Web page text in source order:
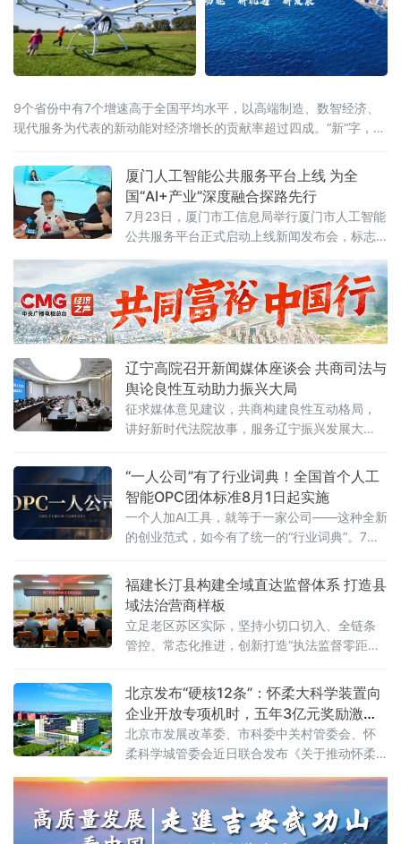
9个省份中有7个增速高于全国平均水平，以高端制造、数智经济、
现代服务为代表的新动能对经济增长的贡献率超过四成。“新”字，成
全国从经济总量看，多厦门人工智能公共服务平台上线 为全
国“AI+产业”深度融合探路先行
7月23日，厦门市工信息局举行厦门市人工智能
公共服务平台正式启动上线新闻发布会，标志
模式，为千行百业安装上“AI引擎”，助力全市数
字经济迈向高质量发展新阶段。打造一体化人
工智能公共服务载体此次上线的平台以“慧企
云”为基础，集技术赋能、资源整合、产业驱动
景供需匹配、AI投融资、具身智
辽宁高院召开新闻媒体座谈会 共商司法与
舆论良性互动助力振兴大局
征求媒体意见建议，共商构建良性互动格局，
讲好新时代法院故事，服务辽宁振兴发展大
行正确政绩观学习教育省委第七督导组组长任
长海，辽宁省委宣传部副部长琚慧敏，省委政
法委政治部主任朱贺麟，省委网信办副主任
“一人公司”有了行业词典！全国首个人工
智能OPC团体标准8月1日起实施
一个人加AI工具，就等于一家公司——这种全新
的创业范式，如今有了统一的“行业词典”。7月3
经济与智慧城市促进会牵头，联合杭州市上城
区科技经信局、阿里云等14家单位共同编制的
《人工智能OPC术语》团体标准正式发布，将
于8月1日起实施。这是国内首个聚焦人工智能
OPC（One Person Company，一人公司）领
福建长汀县构建全域直达监督体系 打造县
域法治营商样板
立足老区苏区实际，坚持小切口切入、全链条
管控、常态化推进，创新打造“执法监督零距
共治”的行政执法监督体系，推动监督力量直抵
一线、执法行为全面规范，让市场主体在可预
期、规范化、法治化的执法
北京发布“硬核12条”：怀柔大科学装置向
企业开放专项机时，五年3亿元奖励激
活“国之重器”
北京市发展改革委、市科委中关村管委会、怀
柔科学城管委会近日联合发布《关于推动怀柔
措施》（以下简称《措施》），从优化组织建
设模式、支持开展重大科研任务、健全开放运
行机制、支持科技成果转化落地等四个方面推